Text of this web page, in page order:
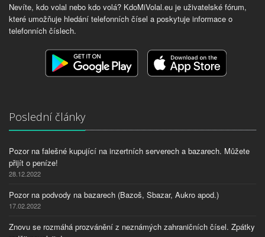
Nevíte, kdo volal nebo kdo volá? KdoMiVolal.eu je uživatelské fórum,
které umožňuje hledání telefonních čísel a poskytuje informace o
telefonních číslech.
Poslední články
Pozor na falešné kupující na inzertních serverech a bazarech. Můžete
přijít o peníze!
28.12.2022
Pozor na podvody na bazarech (Bazoš, Sbazar, Aukro apod.)
17.02.2022
Znovu se rozmáhá prozvánění z neznámých zahraničních čísel. Zpátky